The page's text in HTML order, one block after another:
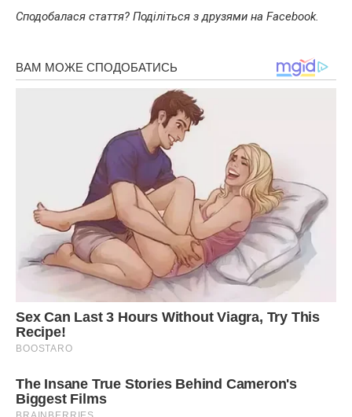
Сподобалася стаття? Поділіться з друзями на Facebook.